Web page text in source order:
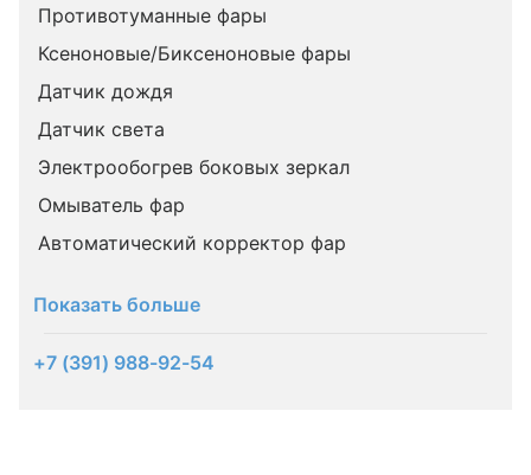
Противотуманные фары
Ксеноновые/Биксеноновые фары
Датчик дождя
Датчик света
Электрообогрев боковых зеркал
Омыватель фар
Автоматический корректор фар
Показать больше
+7 (391) 988-92-54